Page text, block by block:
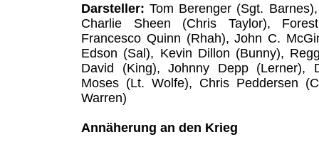
Darsteller: Tom Berenger (Sgt.
Charlie Sheen (Chris Taylor),
Francesco Quinn (Rhah), John C.
Edson (Sal), Kevin Dillon (Bunny),
David (King), Johnny Depp (Lerner),
Moses (Lt. Wolfe), Chris Peddersen
Warren)
Annäherung an den Krieg